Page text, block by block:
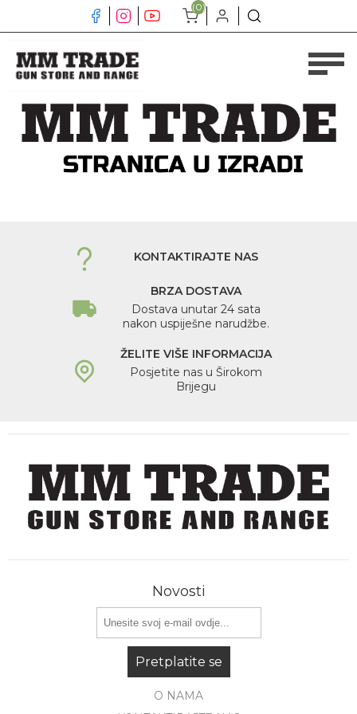
(0)
KONTAKTIRAJTE NAS
BRZA DOSTAVA
Dostava unutar 24 sata
nakon uspiješne narudžbe.
ŽELITE VIŠE INFORMACIJA
Posjetite nas u Širokom
Brijegu
Novosti
Pretplatite se
O NAMA